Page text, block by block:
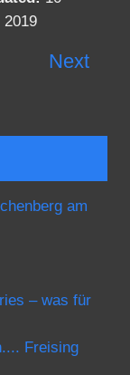
2019
Next
am
– was für
Freising